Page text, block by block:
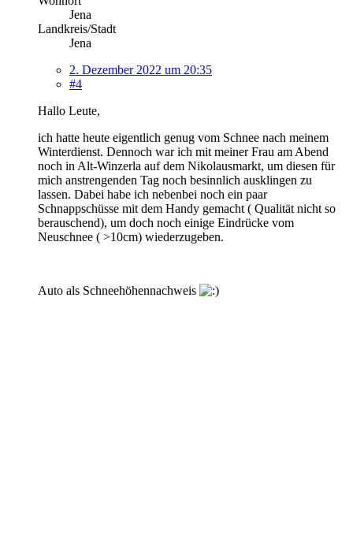
Jena
Landkreis/Stadt
Jena
2. Dezember 2022 um 20:35
#4
Hallo Leute,
ich hatte heute eigentlich genug vom Schnee nach meinem
Winterdienst. Dennoch war ich mit meiner Frau am Abend
noch in Alt-Winzerla auf dem Nikolausmarkt, um diesen für
mich anstrengenden Tag noch besinnlich ausklingen zu
lassen. Dabei habe ich nebenbei noch ein paar
Schnappschüsse mit dem Handy gemacht ( Qualität nicht so
berauschend), um doch noch einige Eindrücke vom
Neuschnee ( >10cm) wiederzugeben.
Auto als Schneehöhennachweis